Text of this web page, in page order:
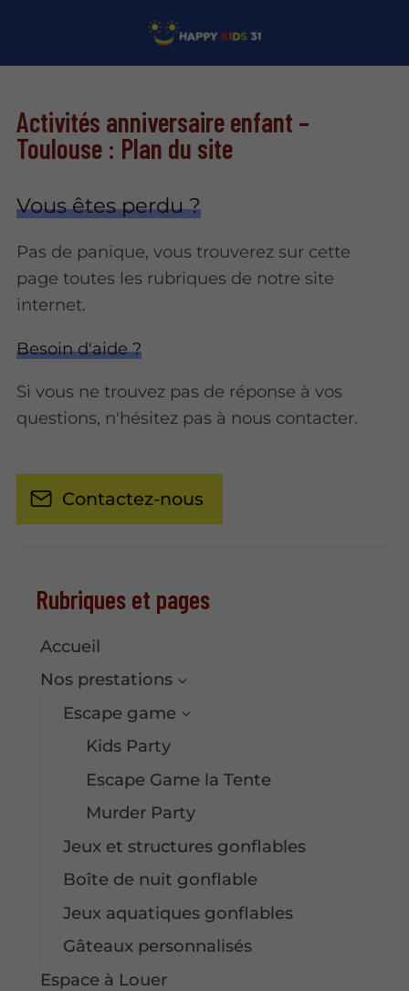
Activités anniversaire enfant –
Toulouse : Plan du site
Vous êtes perdu ?
Pas de panique, vous trouverez sur cette
page toutes les rubriques de notre site
internet.​​
Besoin d'aide ?
Si vous ne trouvez pas de réponse à vos
questions, n'hésitez pas à nous contacter.
Contactez-nous
Rubriques et pages
Accueil
Nos prestations
Escape game
Kids Party
Escape Game la Tente
Murder Party
Jeux et structures gonflables
Boîte de nuit gonflable
Jeux aquatiques gonflables
Gâteaux personnalisés
Espace à Louer